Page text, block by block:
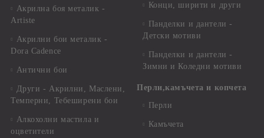
Акрилна боя металик -
Artiste
Акрилни бои металик -
Dora Cadence
Антични бои
Други - Акрилни, Маслени,
Темперни, Тебеширени бои
Алкохолни мастила и
оцветители
Конци, ширити и други
Панделки и дантели -
Детски мотиви
Панделки и дантели -
Зимни и Коледни мотиви
Перли,камъчета и копчета
Перли
Камъчета